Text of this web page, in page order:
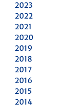
2023
2022
2021
2020
2019
2018
2017
2016
2015
2014